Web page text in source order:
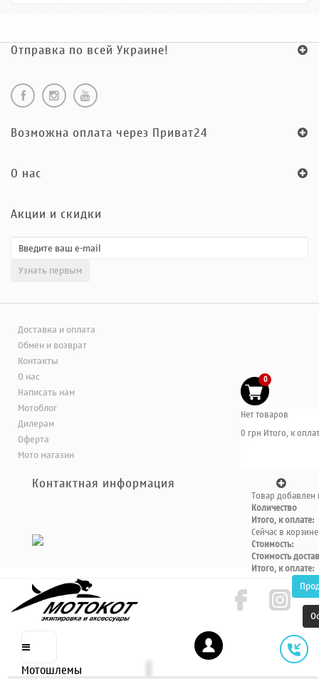
Отправка по всей Украине!
Возможна оплата через Приват24
O нас
Акции и скидки
Доставка и оплата
Обмен и возврат
Контакты
О нас
Написать нам
Мотоблог
Дилерам
Оферта
Мото магазин
Контактная информация
0
Нет товаров
0 грн Итого, к
Товар добавлен
Количество
Итого, к оплате:
Сейчас в
Стоимость:
Стоимость
Итого, к оплате:
Мотошлемы